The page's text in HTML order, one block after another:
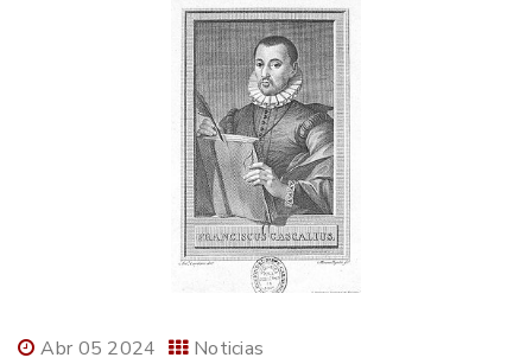
Abr 05 2024 Noticias